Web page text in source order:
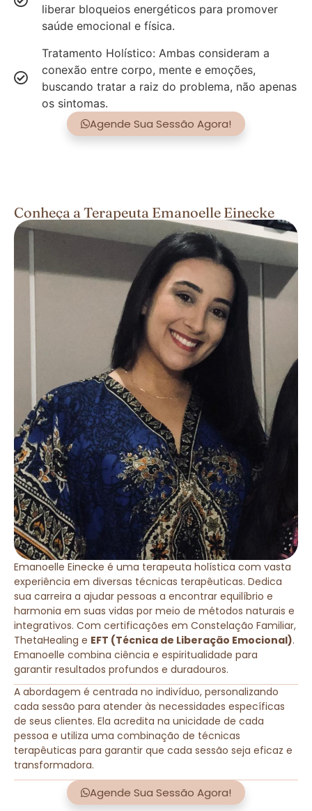
liberar bloqueios energéticos para promover
saúde emocional e física.
Tratamento Holístico: Ambas consideram a
conexão entre corpo, mente e emoções,
buscando tratar a raiz do problema, não apenas
os sintomas.
Agende Sua Sessão Agora!
Conheça a Terapeuta Emanoelle Einecke
Emanoelle Einecke é uma terapeuta holística com vasta
experiência em diversas técnicas terapêuticas. Dedica
sua carreira a ajudar pessoas a encontrar equilíbrio e
harmonia em suas vidas por meio de métodos naturais e
integrativos. Com certificações em Constelação Familiar,
ThetaHealing e EFT (Técnica de Liberação Emocional).
Emanoelle combina ciência e espiritualidade para
garantir resultados profundos e duradouros.
A abordagem é centrada no indivíduo, personalizando
cada sessão para atender às necessidades específicas
de seus clientes. Ela acredita na unicidade de cada
pessoa e utiliza uma combinação de técnicas
terapêuticas para garantir que cada sessão seja eficaz e
transformadora.
Agende Sua Sessão Agora!